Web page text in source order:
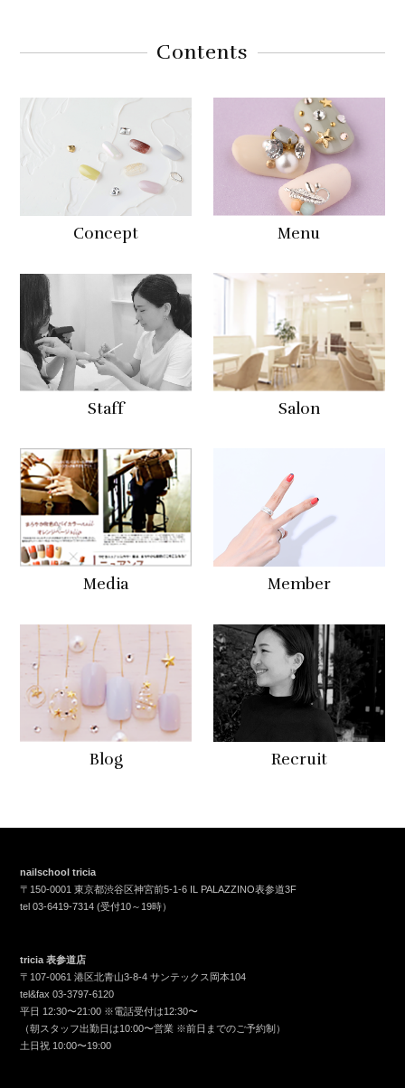
Contents
Concept Menu
Staff Salon
Media Member
Blog Recruit
nailschool tricia
〒150-0001 東京都渋谷区神宮前5-1-6 IL PALAZZINO表参道3F
tel03-6419-7314 (受付10～19時）
tricia 表参道店
〒107-0061 港区北青山3-8-4 サンテックス岡本104
tel&fax03-3797-6120
平日 12:30〜21:00 ※電話受付は12:30〜
（朝スタッフ出勤日は10:00〜営業 ※前日までのご予約制）
土日祝 10:00〜19:00